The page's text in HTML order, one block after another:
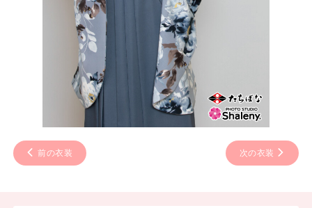
前の衣装 次の衣装